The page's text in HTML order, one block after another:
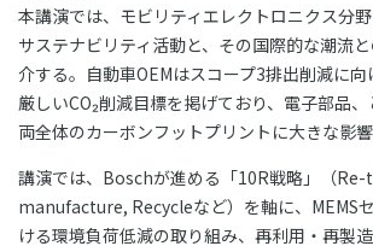
本講演では、モビリティエレクトロニクス分
サステナビリティ活動と、その国際的な潮流
介する。自動車OEMはスコープ3排出削減に
厳しいCO₂削減目標を掲げており、電子部品
両全体のカーボンフットプリントに大きな影響
講演では、Boschが進める「10R戦略」（
manufacture, Recycleなど）を軸に、MEMS
ける環境負荷低減の取り組み、再利用・再製